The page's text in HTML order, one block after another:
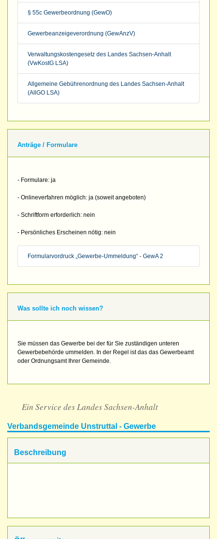
§ 55c Gewerbeordnung (GewO)
Gewerbeanzeigeverordnung (GewAnzV)
Verwaltungskostengesetz des Landes Sachsen-Anhalt
(VwKostG LSA)
Allgemeine Gebührenordnung des Landes Sachsen-Anhalt
(AllGO LSA)
Anträge / Formulare
- Formulare: ja
- Onlineverfahren möglich: ja (soweit angeboten)
- Schriftform erforderlich: nein
- Persönliches Erscheinen nötig: nein
Formularvordruck „Gewerbe-Ummeldung“ - GewA 2
Was sollte ich noch wissen?
Sie müssen das Gewerbe bei der für Sie zuständigen unteren
Gewerbebehörde ummelden. In der Regel ist das das Gewerbeamt
oder Ordnungsamt Ihrer Gemeinde.
Ein Service des Landes Sachsen-Anhalt
Verbandsgemeinde Unstruttal - Gewerbe
Beschreibung